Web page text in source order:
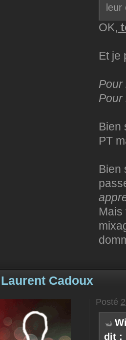
leur
OK,
Et je
Pour
Pour
Bien
PT
Bien
Mais
Laurent Cadoux
Posté
dit :